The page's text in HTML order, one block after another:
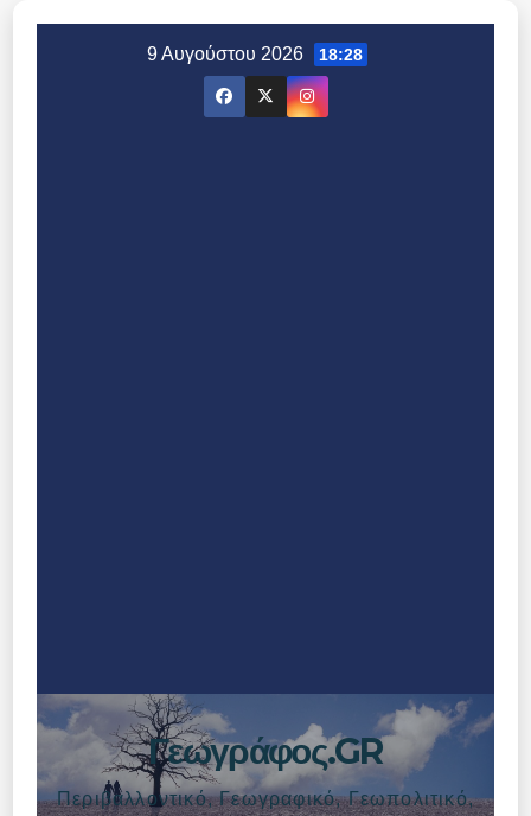
9 Αυγούστου 2026 18:28
Γεωγράφος.GR
Περιβαλλοντικό, Γεωγραφικό, Γεωπολιτικό,